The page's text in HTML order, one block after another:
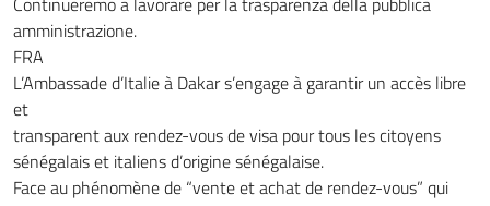
amministrazione.
FRA
L’Ambassade d’Italie à Dakar s’engage à garantir un accès libre
et
transparent aux rendez-vous de visa pour tous les citoyens
sénégalais et italiens d’origine sénégalaise.
Face au phénomène de “vente et achat de rendez-vous” qui